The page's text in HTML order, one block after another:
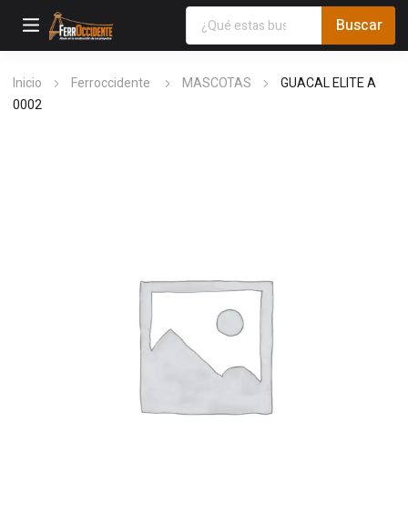
Inicio Ferroccidente MASCOTAS
GUACAL ELITE A
0002